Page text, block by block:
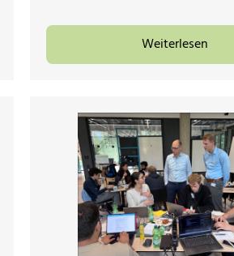
Weiterlesen